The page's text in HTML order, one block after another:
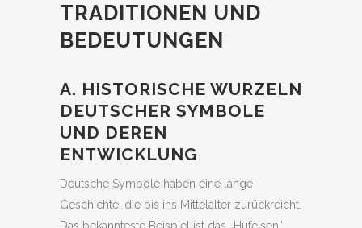
TRADITIONEN UND
BEDEUTUNGEN
A. HISTORISCHE WURZELN
DEUTSCHER SYMBOLE
UND DEREN
ENTWICKLUNG
Deutsche Symbole haben eine lange
Geschichte, die bis ins Mittelalter zurückreicht.